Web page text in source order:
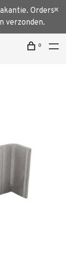
Orders
verzonden.
0